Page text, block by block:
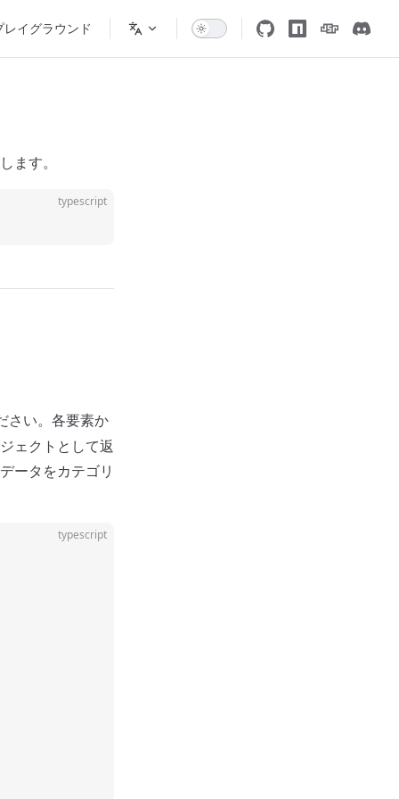
レイグラウンド
ます。
typescript
さい。各要素か
ェクトとして返
ータをカテゴリ
typescript